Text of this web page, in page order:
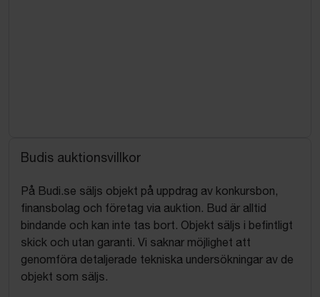
Budis auktionsvillkor
På Budi.se säljs objekt på uppdrag av konkursbon,
finansbolag och företag via auktion. Bud är alltid
bindande och kan inte tas bort. Objekt säljs i befintligt
skick och utan garanti. Vi saknar möjlighet att
genomföra detaljerade tekniska undersökningar av de
objekt som säljs.